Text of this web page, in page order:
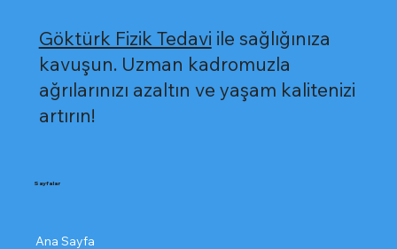
Göktürk Fizik Tedavi ile sağlığınıza
kavuşun. Uzman kadromuzla
ağrılarınızı azaltın ve yaşam kalitenizi
artırın!
Ana Sayfa
Sayfalar